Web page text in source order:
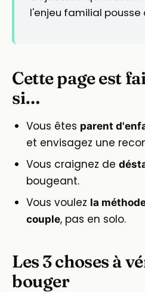
l'enjeu familial pousse
Cette page est
si…
Vous êtes parent
et envisagez une
Vous craignez de
bougeant.
Vous voulez la
couple, pas en solo.
Les 3 choses à
bouger